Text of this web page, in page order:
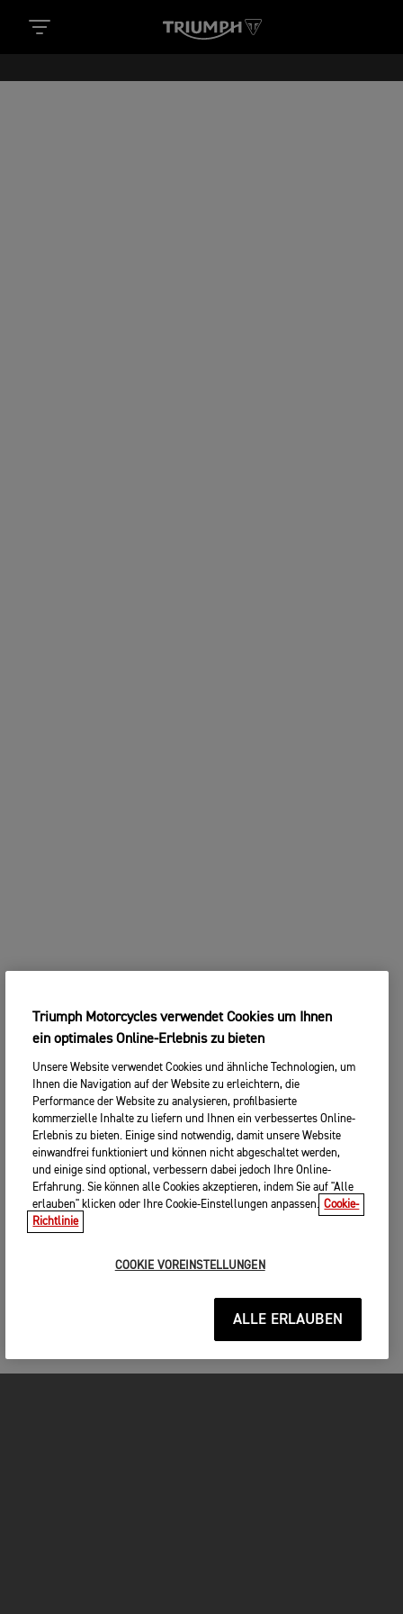
Triumph Motorcycles verwendet Cookies um Ihnen
ein optimales Online-Erlebnis zu bieten
Unsere Website verwendet Cookies und ähnliche Technologien, um
Ihnen die Navigation auf der Website zu erleichtern, die
Performance der Website zu analysieren, profilbasierte
kommerzielle Inhalte zu liefern und Ihnen ein verbessertes Online-
Erlebnis zu bieten. Einige sind notwendig, damit unsere Website
einwandfrei funktioniert und können nicht abgeschaltet werden,
und einige sind optional, verbessern dabei jedoch Ihre Online-
Erfahrung. Sie können alle Cookies akzeptieren, indem Sie auf "Alle
erlauben" klicken oder Ihre Cookie-Einstellungen anpassen. Cookie-
Richtlinie
COOKIE VOREINSTELLUNGEN
ALLE ERLAUBEN